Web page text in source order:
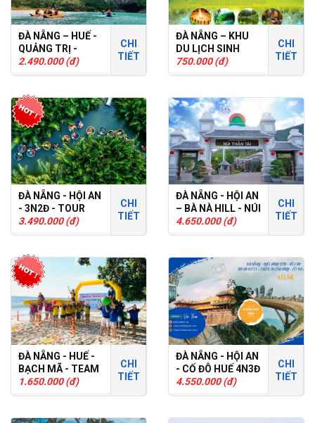
ĐÀ NẴNG – HUẾ -
QUẢNG TRỊ -
QUẢNG BÌNH
2N1Đ
2.490.000 (đ)
CHI
TIẾT
ĐÀ NẴNG – KHU
DU LỊCH SINH
THÁI LÁI THIÊU
750.000 (đ)
CHI
TIẾT
ĐÀ NẴNG - HỘI AN
- 3N2Đ - TOUR
GHÉP
3.490.000 (đ)
CHI
TIẾT
ĐÀ NẴNG - HỘI AN
– BÀ NÀ HILL - NÚI
THẦN TÀI 4N3Đ :
TOUR GHÉP
4.650.000 (đ)
CHI
TIẾT
ĐÀ NẴNG - HUẾ -
BẠCH MÃ - TEAM
BUILDING
1.650.000 (đ)
CHI
TIẾT
ĐÀ NẴNG - HỘI AN
- CỐ ĐÔ HUẾ 4N3Đ
- TOUR GHÉP
4.550.000 (đ)
CHI
TIẾT